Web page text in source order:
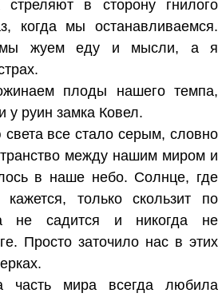
в сторону гнилого
когда мы останавливаемся.
жуем еду и мысли, а я
плоды нашего темпа,
у руин замка Ковел.
света все стало серым, словно
между нашим миром и
в наше небо. Солнце, где
только скользит по
не садится и никогда не
Просто заточило нас в этих
часть мира всегда любила